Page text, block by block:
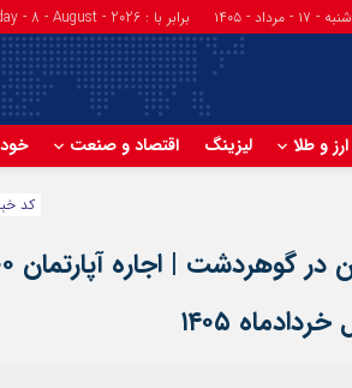
مرداد - ۱۴۰۵ برابر با : Saturday - 8 - August - 2026
ارز و طلا لیزینگ اقتصاد و صنعت
کد
۱۴۰۵